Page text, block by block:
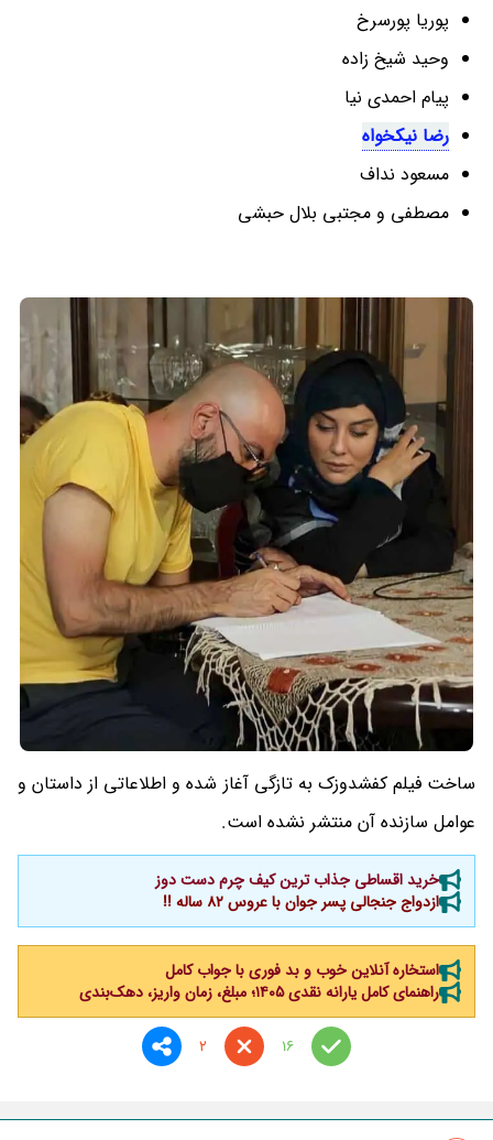
پوریا پورسرخ
وحید شیخ زاده
پیام احمدی نیا
رضا نیکخواه
مسعود نداف
مصطفی و مجتبی بلال حبشی
ساخت فیلم کفشدوزک به تازگی آغاز شده و اطلاعاتی از داستان و
عوامل سازنده آن منتشر نشده است.
خرید اقساطی جذاب ترین کیف چرم دست دوز
ازدواج جنجالی پسر جوان با عروس 82 ساله !!
استخاره آنلاین خوب و بد فوری با جواب کامل
راهنمای کامل یارانه نقدی ۱۴۰۵؛ مبلغ، زمان واریز، دهک‌بندی
16
2